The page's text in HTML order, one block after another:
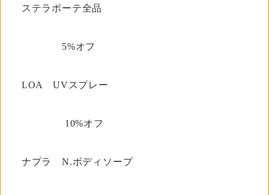
ステラボーテ全品
5%オフ
LOA UVスプレー
10%オフ
ナプラ N.ボディソープ